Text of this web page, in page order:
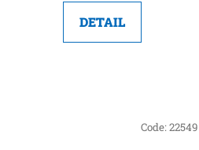
DETAIL
Code:22549